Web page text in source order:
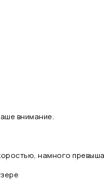
внимание.
намного